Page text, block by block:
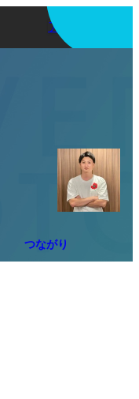
アプリを使う
つながり